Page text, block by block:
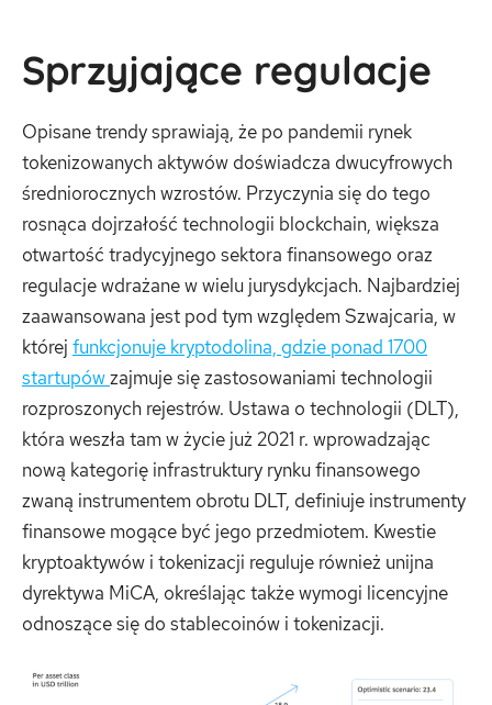
Sprzyjające regulacje
Opisane trendy sprawiają, że po pandemii rynek
tokenizowanych aktywów doświadcza dwucyfrowych
średniorocznych wzrostów. Przyczynia się do tego
rosnąca dojrzałość technologii blockchain, większa
otwartość tradycyjnego sektora finansowego oraz
regulacje wdrażane w wielu jurysdykcjach. Najbardziej
zaawansowana jest pod tym względem Szwajcaria, w
której funkcjonuje kryptodolina, gdzie ponad 1700
startupówzajmuje się zastosowaniami technologii
rozproszonych rejestrów. Ustawa o technologii (DLT),
która weszła tam w życie już 2021 r. wprowadzając
nową kategorię infrastruktury rynku finansowego
zwaną instrumentem obrotu DLT, definiuje instrumenty
finansowe mogące być jego przedmiotem. Kwestie
kryptoaktywów i tokenizacji reguluje również unijna
dyrektywa MiCA, określając także wymogi licencyjne
odnoszące się do stablecoinów i tokenizacji.